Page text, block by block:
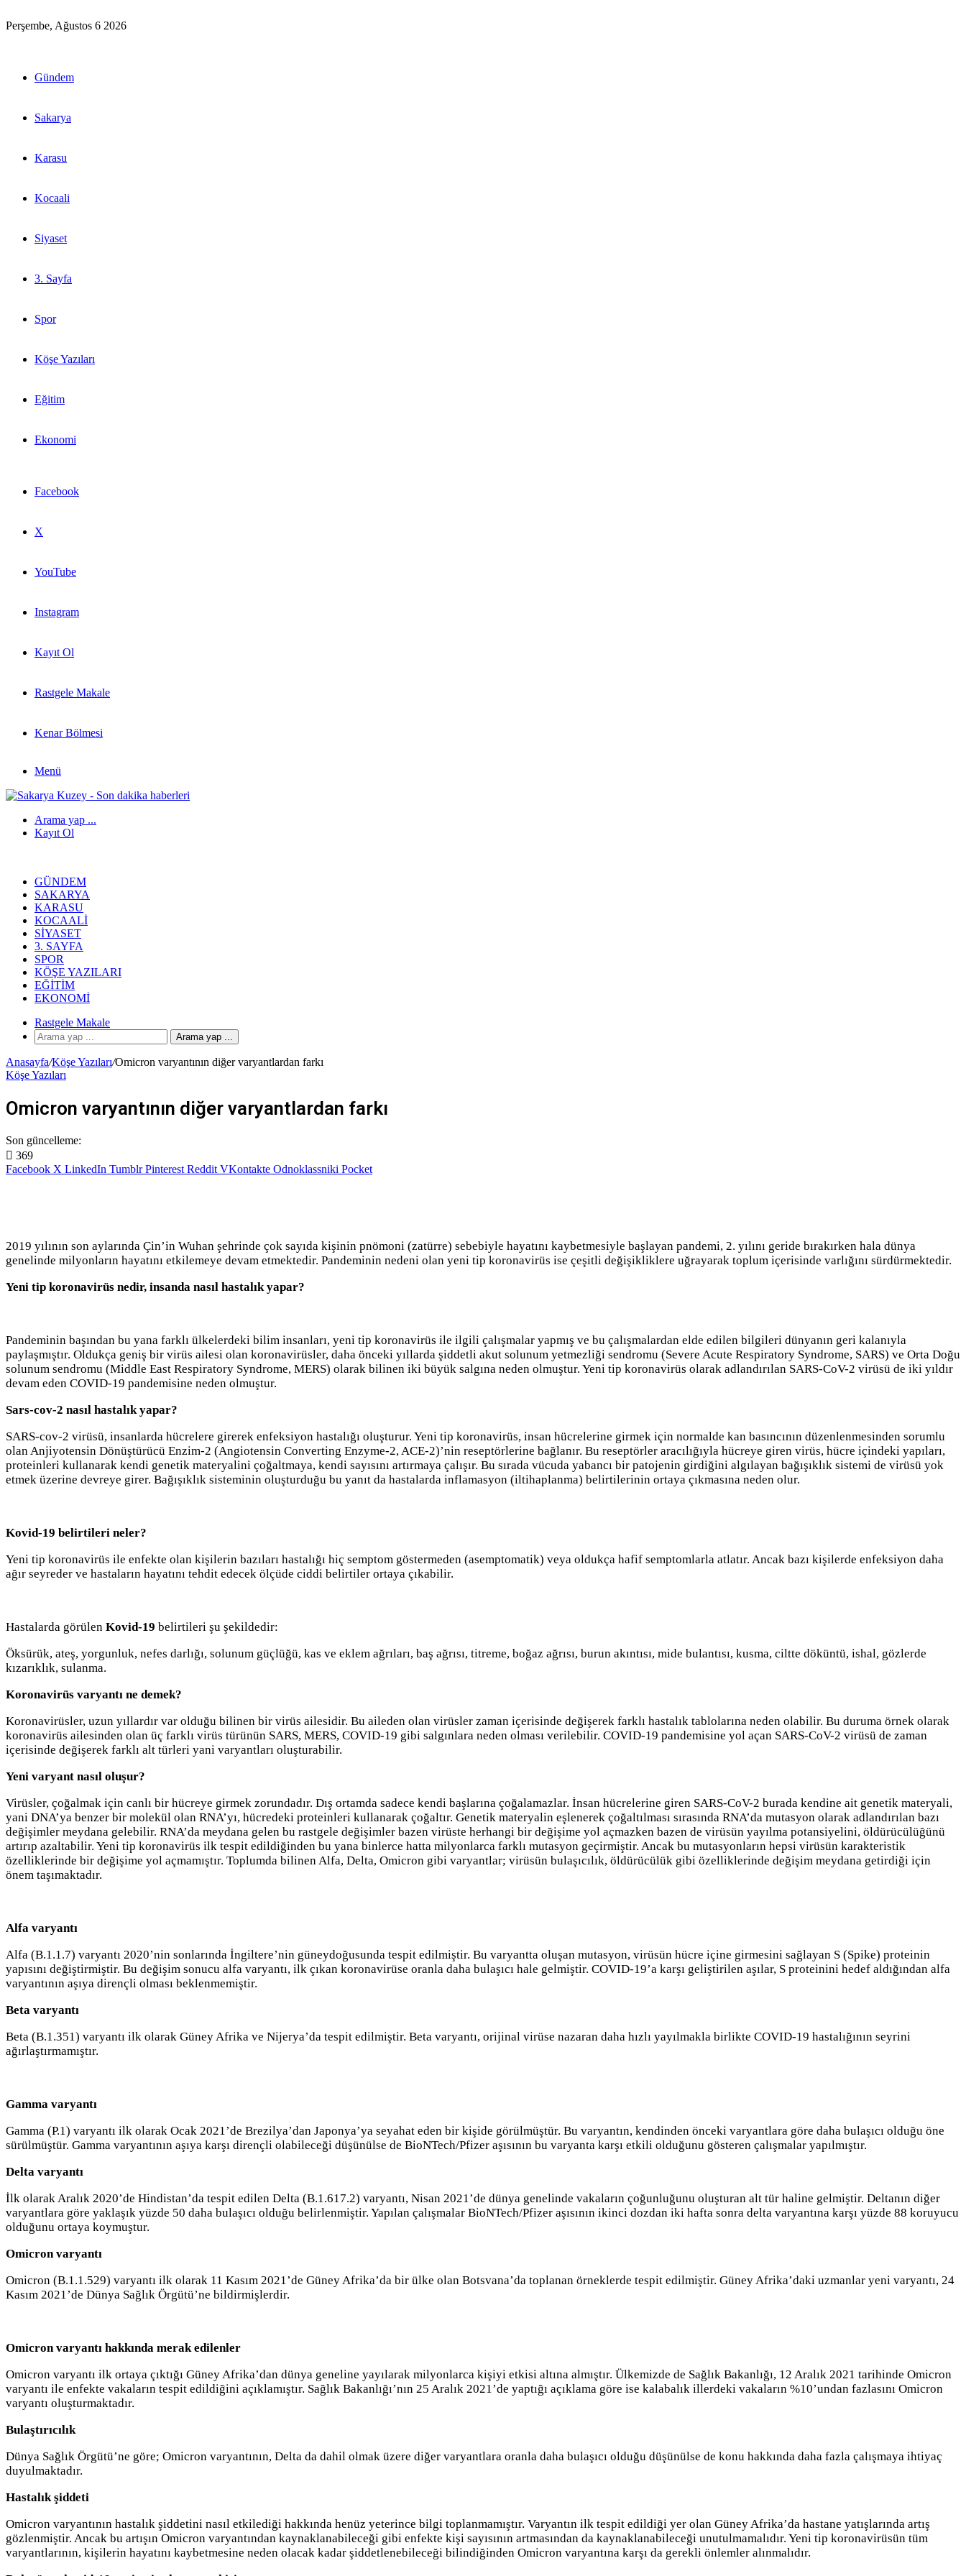
Perşembe, Ağustos 6 2026
Gündem
Sakarya
Karasu
Kocaali
Siyaset
3. Sayfa
Spor
Köşe Yazıları
Eğitim
Ekonomi
Facebook
X
YouTube
Instagram
Kayıt Ol
Rastgele Makale
Kenar Bölmesi
Menü
Arama yap ...
Kayıt Ol
GÜNDEM
SAKARYA
KARASU
KOCAALI
SIYASET
3. SAYFA
SPOR
KÖŞE YAZILARI
EĞITIM
EKONOMI
Rastgele Makale
Arama yap ...
Anasayfa/Köşe Yazıları/Omicron varyantının diğer varyantlardan farkı
Köşe Yazıları
Omicron varyantının diğer varyantlardan farkı
Son güncelleme:
369
Facebook X LinkedIn Tumblr Pinterest Reddit VKontakte Odnoklassniki Pocket
2019 yılının son aylarında Çin’in Wuhan şehrinde çok sayıda kişinin pnömoni (zatürre) sebebiyle hayatını kaybetmesiyle başlayan pandemi, 2. yılını geride bırakırken hala dünya
genelinde milyonların hayatını etkilemeye devam etmektedir. Pandeminin nedeni olan yeni tip koronavirüs ise çeşitli değişikliklere uğrayarak toplum içerisinde varlığını sürdürmektedir.
Yeni tip koronavirüs nedir, insanda nasıl hastalık yapar?
Pandeminin başından bu yana farklı ülkelerdeki bilim insanları, yeni tip koronavirüs ile ilgili çalışmalar yapmış ve bu çalışmalardan elde edilen bilgileri dünyanın geri kalanıyla
paylaşmıştır. Oldukça geniş bir virüs ailesi olan koronavirüsler, daha önceki yıllarda şiddetli akut solunum yetmezliği sendromu (Severe Acute Respiratory Syndrome, SARS) ve Orta Doğu
solunum sendromu (Middle East Respiratory Syndrome, MERS) olarak bilinen iki büyük salgına neden olmuştur. Yeni tip koronavirüs olarak adlandırılan SARS-CoV-2 virüsü de iki yıldır
devam eden COVID-19 pandemisine neden olmuştur.
Sars-cov-2 nasıl hastalık yapar?
SARS-cov-2 virüsü, insanlarda hücrelere girerek enfeksiyon hastalığı oluşturur. Yeni tip koronavirüs, insan hücrelerine girmek için normalde kan basıncının düzenlenmesinden sorumlu
olan Anjiyotensin Dönüştürücü Enzim-2 (Angiotensin Converting Enzyme-2, ACE-2)’nin reseptörlerine bağlanır. Bu reseptörler aracılığıyla hücreye giren virüs, hücre içindeki yapıları,
proteinleri kullanarak kendi genetik materyalini çoğaltmaya, kendi sayısını artırmaya çalışır. Bu sırada vücuda yabancı bir patojenin girdiğini algılayan bağışıklık sistemi de virüsü yok
etmek üzerine devreye girer. Bağışıklık sisteminin oluşturduğu bu yanıt da hastalarda inflamasyon (iltihaplanma) belirtilerinin ortaya çıkmasına neden olur.
Kovid-19 belirtileri neler?
Yeni tip koronavirüs ile enfekte olan kişilerin bazıları hastalığı hiç semptom göstermeden (asemptomatik) veya oldukça hafif semptomlarla atlatır. Ancak bazı kişilerde enfeksiyon daha
ağır seyreder ve hastaların hayatını tehdit edecek ölçüde ciddi belirtiler ortaya çıkabilir.
Hastalarda görülen Kovid-19 belirtileri şu şekildedir:
Öksürük, ateş, yorgunluk, nefes darlığı, solunum güçlüğü, kas ve eklem ağrıları, baş ağrısı, titreme, boğaz ağrısı, burun akıntısı, mide bulantısı, kusma, ciltte döküntü, ishal, gözlerde
kızarıklık, sulanma.
Koronavirüs varyantı ne demek?
Koronavirüsler, uzun yıllardır var olduğu bilinen bir virüs ailesidir. Bu aileden olan virüsler zaman içerisinde değişerek farklı hastalık tablolarına neden olabilir. Bu duruma örnek olarak
koronavirüs ailesinden olan üç farklı virüs türünün SARS, MERS, COVID-19 gibi salgınlara neden olması verilebilir. COVID-19 pandemisine yol açan SARS-CoV-2 virüsü de zaman
içerisinde değişerek farklı alt türleri yani varyantları oluşturabilir.
Yeni varyant nasıl oluşur?
Virüsler, çoğalmak için canlı bir hücreye girmek zorundadır. Dış ortamda sadece kendi başlarına çoğalamazlar. İnsan hücrelerine giren SARS-CoV-2 burada kendine ait genetik materyali,
yani DNA’ya benzer bir molekül olan RNA’yı, hücredeki proteinleri kullanarak çoğaltır. Genetik materyalin eşlenerek çoğaltılması sırasında RNA’da mutasyon olarak adlandırılan bazı
değişimler meydana gelebilir. RNA’da meydana gelen bu rastgele değişimler bazen virüste herhangi bir değişime yol açmazken bazen de virüsün yayılma potansiyelini, öldürücülüğünü
artırıp azaltabilir. Yeni tip koronavirüs ilk tespit edildiğinden bu yana binlerce hatta milyonlarca farklı mutasyon geçirmiştir. Ancak bu mutasyonların hepsi virüsün karakteristik
özelliklerinde bir değişime yol açmamıştır. Toplumda bilinen Alfa, Delta, Omicron gibi varyantlar; virüsün bulaşıcılık, öldürücülük gibi özelliklerinde değişim meydana getirdiği için
önem taşımaktadır.
Alfa varyantı
Alfa (B.1.1.7) varyantı 2020’nin sonlarında İngiltere’nin güneydoğusunda tespit edilmiştir. Bu varyantta oluşan mutasyon, virüsün hücre içine girmesini sağlayan S (Spike) proteinin
yapısını değiştirmiştir. Bu değişim sonucu alfa varyantı, ilk çıkan koronavirüse oranla daha bulaşıcı hale gelmiştir. COVID-19’a karşı geliştirilen aşılar, S proteinini hedef aldığından alfa
varyantının aşıya dirençli olması beklenmemiştir.
Beta varyantı
Beta (B.1.351) varyantı ilk olarak Güney Afrika ve Nijerya’da tespit edilmiştir. Beta varyantı, orijinal virüse nazaran daha hızlı yayılmakla birlikte COVID-19 hastalığının seyrini
ağırlaştırmamıştır.
Gamma varyantı
Gamma (P.1) varyantı ilk olarak Ocak 2021’de Brezilya’dan Japonya’ya seyahat eden bir kişide görülmüştür. Bu varyantın, kendinden önceki varyantlara göre daha bulaşıcı olduğu öne
sürülmüştür. Gamma varyantının aşıya karşı dirençli olabileceği düşünülse de BioNTech/Pfizer aşısının bu varyanta karşı etkili olduğunu gösteren çalışmalar yapılmıştır.
Delta varyantı
İlk olarak Aralık 2020’de Hindistan’da tespit edilen Delta (B.1.617.2) varyantı, Nisan 2021’de dünya genelinde vakaların çoğunluğunu oluşturan alt tür haline gelmiştir. Deltanın diğer
varyantlara göre yaklaşık yüzde 50 daha bulaşıcı olduğu belirlenmiştir. Yapılan çalışmalar BioNTech/Pfizer aşısının ikinci dozdan iki hafta sonra delta varyantına karşı yüzde 88 koruyucu
olduğunu ortaya koymuştur.
Omicron varyantı
Omicron (B.1.1.529) varyantı ilk olarak 11 Kasım 2021’de Güney Afrika’da bir ülke olan Botsvana’da toplanan örneklerde tespit edilmiştir. Güney Afrika’daki uzmanlar yeni varyantı, 24
Kasım 2021’de Dünya Sağlık Örgütü’ne bildirmişlerdir.
Omicron varyantı hakkında merak edilenler
Omicron varyantı ilk ortaya çıktığı Güney Afrika’dan dünya geneline yayılarak milyonlarca kişiyi etkisi altına almıştır. Ülkemizde de Sağlık Bakanlığı, 12 Aralık 2021 tarihinde Omicron
varyantı ile enfekte vakaların tespit edildiğini açıklamıştır. Sağlık Bakanlığı’nın 25 Aralık 2021’de yaptığı açıklama göre ise kalabalık illerdeki vakaların %10’undan fazlasını Omicron
varyantı oluşturmaktadır.
Bulaştırıcılık
Dünya Sağlık Örgütü’ne göre; Omicron varyantının, Delta da dahil olmak üzere diğer varyantlara oranla daha bulaşıcı olduğu düşünülse de konu hakkında daha fazla çalışmaya ihtiyaç
duyulmaktadır.
Hastalık şiddeti
Omicron varyantının hastalık şiddetini nasıl etkilediği hakkında henüz yeterince bilgi toplanmamıştır. Varyantın ilk tespit edildiği yer olan Güney Afrika’da hastane yatışlarında artış
gözlenmiştir. Ancak bu artışın Omicron varyantından kaynaklanabileceği gibi enfekte kişi sayısının artmasından da kaynaklanabileceği unutulmamalıdır. Yeni tip koronavirüsün tüm
varyantlarının, kişilerin hayatını kaybetmesine neden olacak kadar şiddetlenebileceği bilindiğinden Omicron varyantına karşı da gerekli önlemler alınmalıdır.